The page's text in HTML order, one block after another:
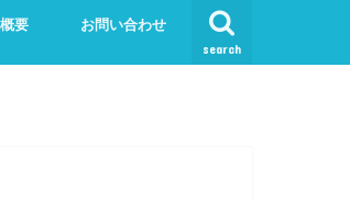
search
要 お問い合わせ